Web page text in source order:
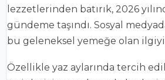
lezzetlerinden batırık, 2026
gündeme taşındı. Sosyal
bu geleneksel yemeğe olan ilgiyi
Özellikle yaz aylarında tercih